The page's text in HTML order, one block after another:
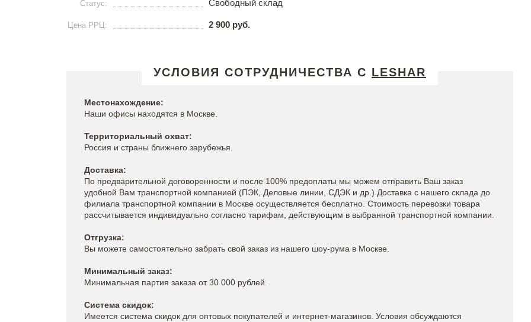
Статус: Свободный склад
Цена РРЦ: 2 900 руб.
УСЛОВИЯ СОТРУДНИЧЕСТВА С LESHAR
Местонахождение:
Наши офисы находятся в Москве.
Территориальный охват:
Россия и страны ближнего зарубежья.
Доставка:
По предварительной договоренности и после 100% предоплаты мы можем отправить Ваш заказ
удобной Вам транспортной компанией (ПЭК, Деловые линии, СДЭК и др.) Доставка с нашего склада до
филиала транспортной компании в Москве осуществляется бесплатно. Стоимость перевозки товара
рассчитывается индивидуально согласно тарифам, действующим в выбранной транспортной компании.
Отгрузка:
Вы можете самостоятельно забрать свой заказ из нашего шоу-рума в Москве.
Минимальный заказ:
Минимальная партия заказа от 30 000 рублей.
Система скидок:
Имеется система скидок для оптовых покупателей и интернет-магазинов. Условия обсуждаются